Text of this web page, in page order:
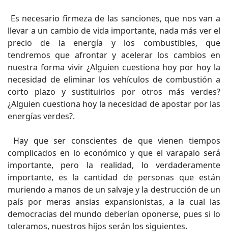
Es necesario firmeza de las sanciones, que nos van a
llevar a un cambio de vida importante, nada más ver el
precio de la energía y los combustibles, que
tendremos que afrontar y acelerar los cambios en
nuestra forma vivir ¿Alguien cuestiona hoy por hoy la
necesidad de eliminar los vehículos de combustión a
corto plazo y sustituirlos por otros más verdes?
¿Alguien cuestiona hoy la necesidad de apostar por las
energías verdes?.
Hay que ser conscientes de que vienen tiempos
complicados en lo económico y que el varapalo será
importante, pero la realidad, lo verdaderamente
importante, es la cantidad de personas que están
muriendo a manos de un salvaje y la destrucción de un
país por meras ansias expansionistas, a la cual las
democracias del mundo deberían oponerse, pues si lo
toleramos, nuestros hijos serán los siguientes.